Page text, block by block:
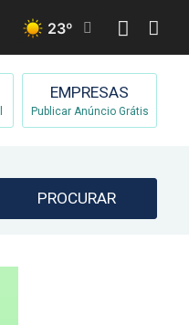
23º
EMPRESAS
Publicar Anúncio Grátis
PROCURAR